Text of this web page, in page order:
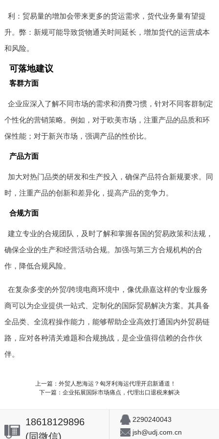
利：贸易量的增加会带来更多的货运需求，货代业务量有望提
升。弊：新规可能导致货物通关时间延长，增加货代的运营成本
和风险。
可落地建议
客群方面
企业应深入了解不同市场的需求和消费习惯，针对不同客群制定
个性化的营销策略。例如，对于欧美市场，注重产品的品质和环
保性能；对于新兴市场，强调产品的性价比。
产品方面
加大对热门品类的研发和生产投入，确保产品符合新规要求。同
时，注重产品的创新和差异化，提高产品的竞争力。
合规方面
建立专业的合规团队，及时了解和掌握各国的贸易政策和法规，
确保企业的生产和经营活动合规。加强与第三方合规机构的合
作，降低合规风险。
在复杂多变的外贸/跨境电商环境中，像优鼎嘉这样的专业服务
商可以为企业提供一站式、定制化的国际贸易解决方案。其具备
全品类、全流程操作能力，能够帮助企业高效打通国内外贸易链
路，应对各种清关难题和合规挑战，是企业值得信赖的合作伙
伴。
上一篇：外贸人愁海运？匈牙利海运代理开启新通道！
下一篇：企业拓展国际市场痛点，代理出口退税来解决
18618129896
(同微信)
2290240043
jsh@udj.com.cn